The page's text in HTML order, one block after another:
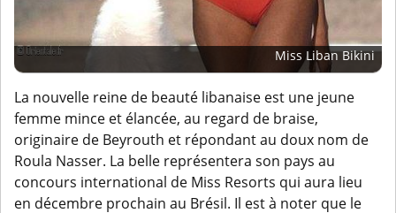
Miss Liban Bikini
La nouvelle reine de beauté libanaise est une jeune
femme mince et élancée, au regard de braise,
originaire de Beyrouth et répondant au doux nom de
Roula Nasser. La belle représentera son pays au
concours international de Miss Resorts qui aura lieu
en décembre prochain au Brésil. Il est à noter que le